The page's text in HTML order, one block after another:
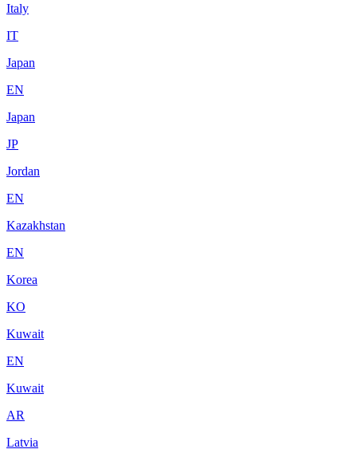
Italy
IT
Japan
EN
Japan
JP
Jordan
EN
Kazakhstan
EN
Korea
KO
Kuwait
EN
Kuwait
AR
Latvia